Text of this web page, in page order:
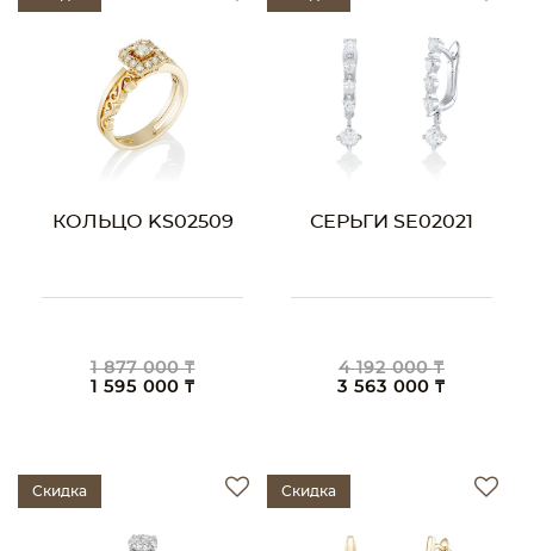
КОЛЬЦО KS02509
1 877 000 ₸
1 595 000 ₸
СЕРЬГИ SE02021
4 192 000 ₸
3 563 000 ₸
Скидка Скидка